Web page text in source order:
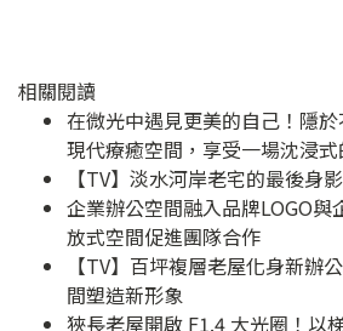
相關閱讀
在微光中遇見更美的自己！隱
現代療癒空間，享受一場沈浸
【TV】淡水河岸老宅的最後身
企業辦公空間融入品牌LOGO與
放式空間促進團隊合作
【TV】百坪複層老屋化身新辦
間塑造新形象
狹長老屋開啟 F1.4 大光圈！以